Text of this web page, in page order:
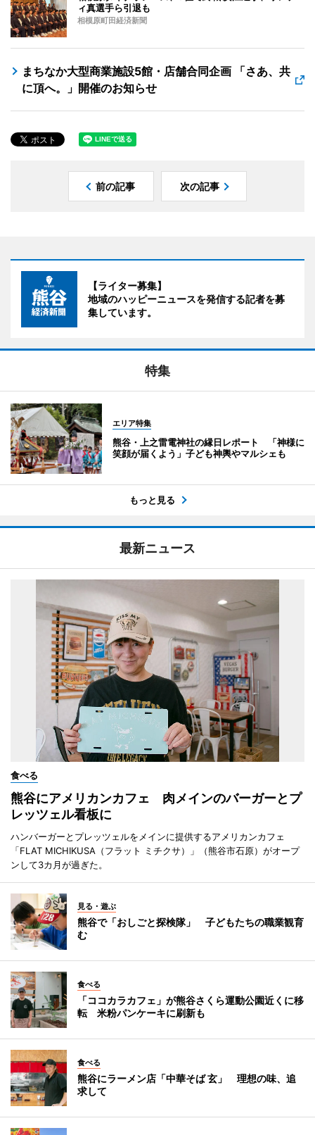
ィ真選手ら引退も
相模原町田経済新聞
まちなか大型商業施設5館・店舗合同企画 「さあ、共
に頂へ。」開催のお知らせ
前の記事 次の記事
【ライター募集】
地域のハッピーニュースを発信する記者を募
集しています。
特集
エリア特集
熊谷・上之雷電神社の縁日レポート 「神様に
笑顔が届くよう」子ども神輿やマルシェも
もっと見る
最新ニュース
食べる
熊谷にアメリカンカフェ 肉メインのバーガーとプ
レッツェル看板に
ハンバーガーとプレッツェルをメインに提供するアメリカンカフェ
「FLAT MICHIKUSA（フラット ミチクサ）」（熊谷市石原）がオープ
ンして3カ月が過ぎた。
見る・遊ぶ
熊谷で「おしごと探検隊」 子どもたちの職業観育
む
食べる
「ココカラカフェ」が熊谷さくら運動公園近くに移
転 米粉パンケーキに刷新も
食べる
熊谷にラーメン店「中華そば 玄」 理想の味、追
求して